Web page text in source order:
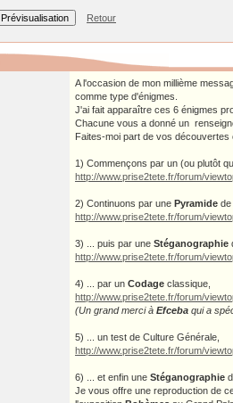
Retour
A l'occasion de mon millième
comme type d'énigmes.
J'ai fait apparaître ces 6 énigmes
Chacune vous a donné un
Faites-moi part de vos
1) Commençons par un (ou plutôt
http://www.prise2tete.fr/forum/
2) Continuons par une Pyramide de
http://www.prise2tete.fr/forum/
3) ... puis par une Stéganographie
http://www.prise2tete.fr/forum/
4) ... par un Codage classique,
http://www.prise2tete.fr/forum/
(Un grand merci à Efceba qui a
5) ... un test de Culture Générale,
http://www.prise2tete.fr/forum/
6) ... et enfin une Stéganographie
Je vous offre une reproduction de